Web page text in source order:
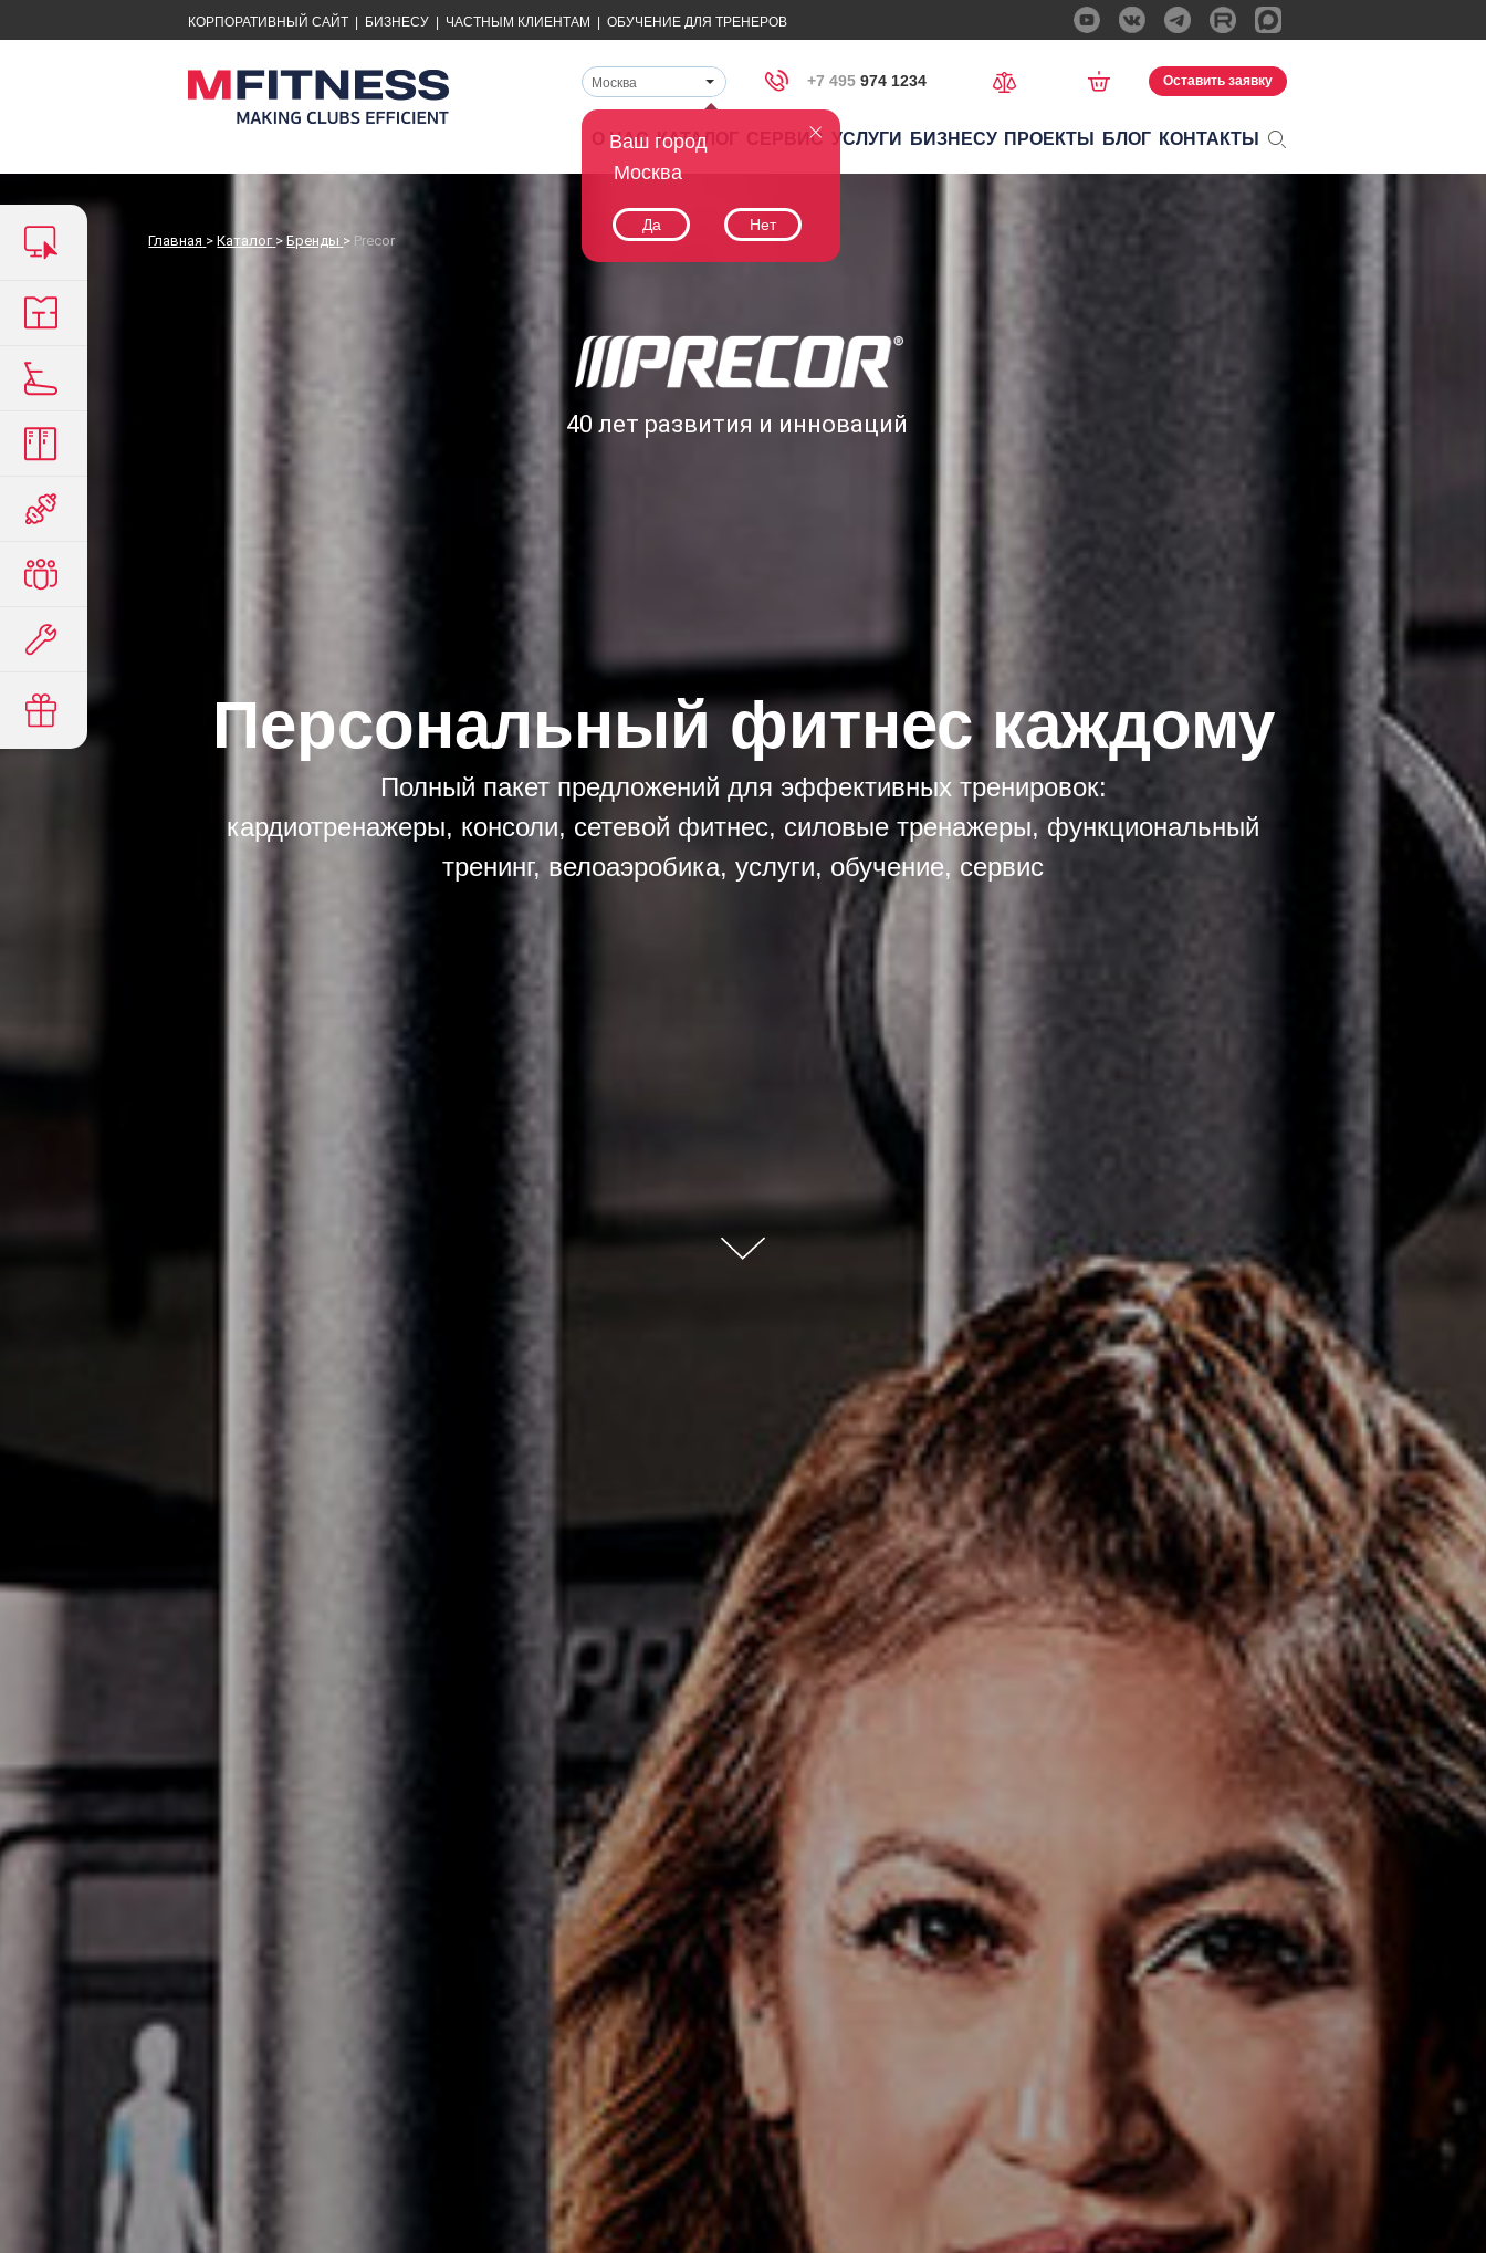
КОРПОРАТИВНЫЙ САЙТ БИЗНЕСУ ЧАСТНЫМ КЛИЕНТАМ ОБУЧЕНИЕ ДЛЯ ТРЕНЕРОВ
Ваш город
Москва
Да Нет
Москва +7 495 974 1234 Оставить заявку
О НАС КАТАЛОГ СЕРВИС УСЛУГИ БИЗНЕСУ ПРОЕКТЫ БЛОГ КОНТАКТЫ
Персональный фитнес каждому
Полный пакет предложений для эффективных тренировок:
кардиотренажеры, консоли, сетевой фитнес, силовые тренажеры, функциональный
тренинг, велоаэробика, услуги, обучение, сервис
40 лет развития и инноваций
Главная >Каталог >Бренды > Precor